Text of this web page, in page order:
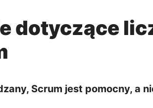
dotyczące
Scrum jest pomocny, a